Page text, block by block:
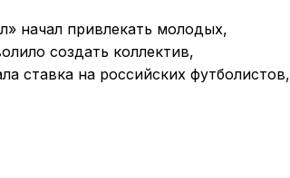
начал привлекать молодых,
создать коллектив,
ставка на российских футболистов,